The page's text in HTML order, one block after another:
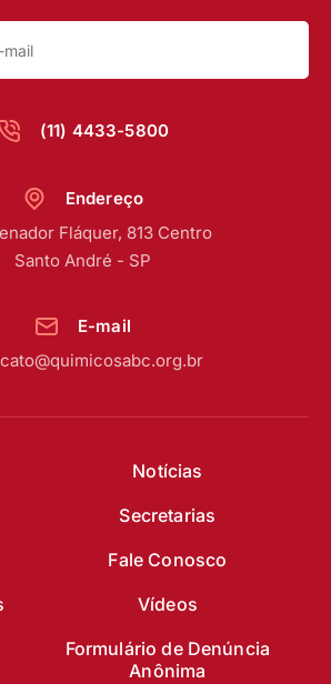
(11) 4433-5800
Notícias
Secretarias
Fale Conosco
Vídeos
Formulário de Denúncia
Anônima
Endereço
Fláquer, 813 Centro
Santo André - SP
E-mail